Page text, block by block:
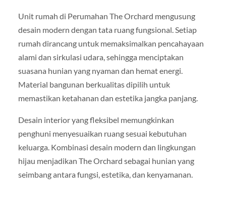
Unit rumah di Perumahan The Orchard mengusung
desain modern dengan tata ruang fungsional. Setiap
rumah dirancang untuk memaksimalkan pencahayaan
alami dan sirkulasi udara, sehingga menciptakan
suasana hunian yang nyaman dan hemat energi.
Material bangunan berkualitas dipilih untuk
memastikan ketahanan dan estetika jangka panjang.
Desain interior yang fleksibel memungkinkan
penghuni menyesuaikan ruang sesuai kebutuhan
keluarga. Kombinasi desain modern dan lingkungan
hijau menjadikan The Orchard sebagai hunian yang
seimbang antara fungsi, estetika, dan kenyamanan.